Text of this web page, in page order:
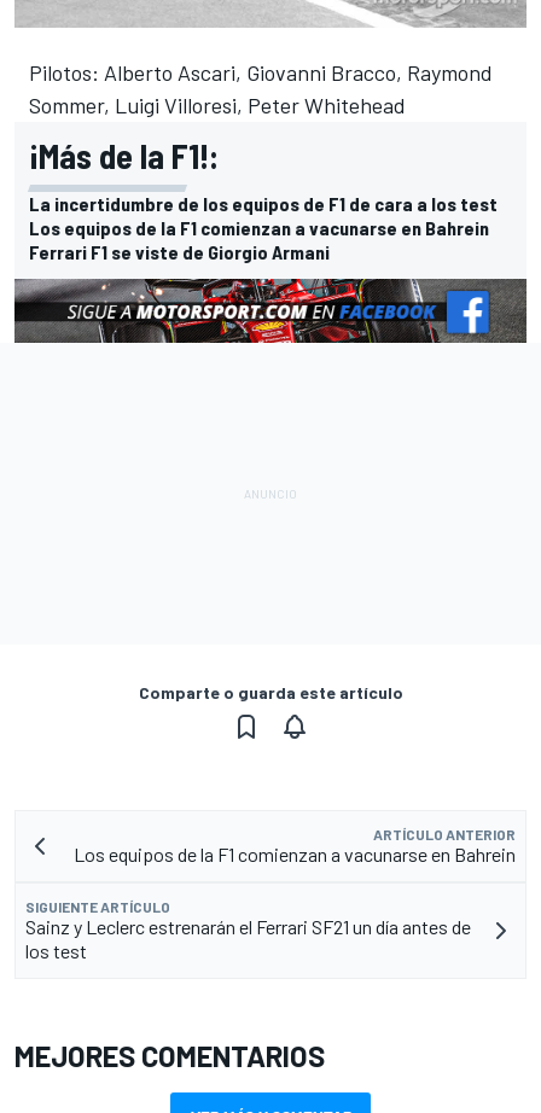
Pilotos: Alberto Ascari, Giovanni Bracco, Raymond
Sommer, Luigi Villoresi, Peter Whitehead
¡Más de la F1!:
La incertidumbre de los equipos de F1 de cara a los test
Los equipos de la F1 comienzan a vacunarse en Bahrein
Ferrari F1 se viste de Giorgio Armani
Comparte o guarda este artículo
ARTÍCULO ANTERIOR
Los equipos de la F1 comienzan a vacunarse en Bahrein
SIGUIENTE ARTÍCULO
Sainz y Leclerc estrenarán el Ferrari SF21 un día antes de
los test
MEJORES COMENTARIOS